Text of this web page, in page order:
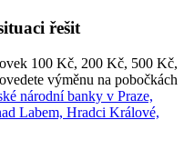
řešit
100 Kč, 200 Kč, 500 Kč,
výměnu na pobočkách
národní banky v Praze,
Labem, Hradci Králové,